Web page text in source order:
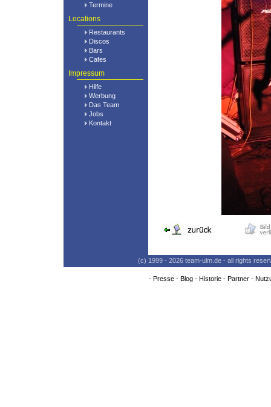
Termine
Locations
Restaurants
Discos
Bars
Cafes
Impressum
Hilfe
Werbung
Das Team
Jobs
Kontakt
(c) 1999 - 2026 team-ulm.de - all rights
- Presse- Blog- Historie- Partner-